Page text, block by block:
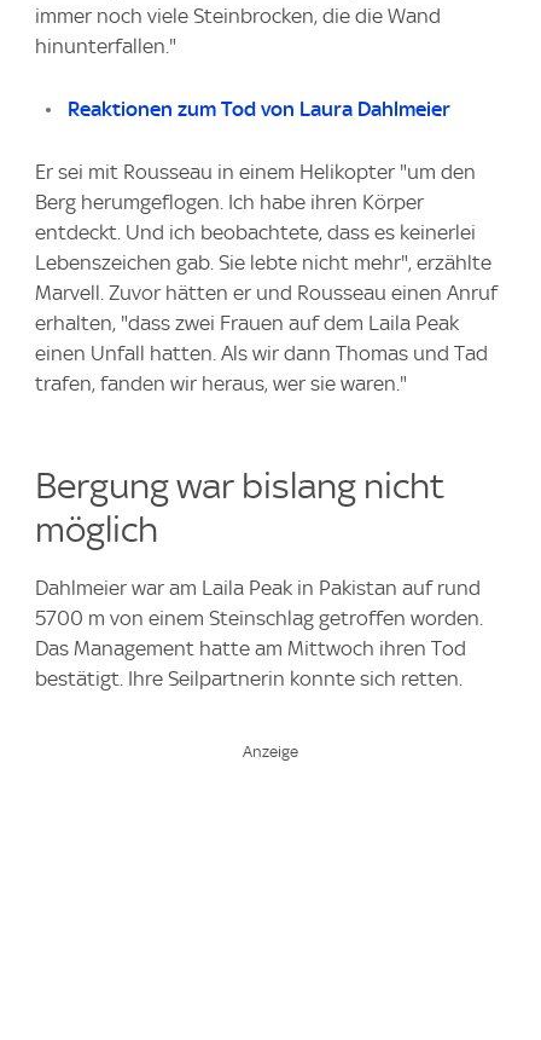
immer noch viele Steinbrocken, die die Wand
hinunterfallen."
Reaktionen zum Tod von Laura Dahlmeier
Er sei mit Rousseau in einem Helikopter "um den
Berg herumgeflogen. Ich habe ihren Körper
entdeckt. Und ich beobachtete, dass es keinerlei
Lebenszeichen gab. Sie lebte nicht mehr", erzählte
Marvell. Zuvor hätten er und Rousseau einen Anruf
erhalten, "dass zwei Frauen auf dem Laila Peak
einen Unfall hatten. Als wir dann Thomas und Tad
trafen, fanden wir heraus, wer sie waren."
Bergung war bislang nicht
möglich
Dahlmeier war am Laila Peak in Pakistan auf rund
5700 m von einem Steinschlag getroffen worden.
Das Management hatte am Mittwoch ihren Tod
bestätigt. Ihre Seilpartnerin konnte sich retten.